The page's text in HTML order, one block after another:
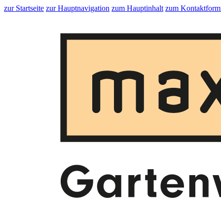
zur Startseite zur Hauptnavigation zum Hauptinhalt zum